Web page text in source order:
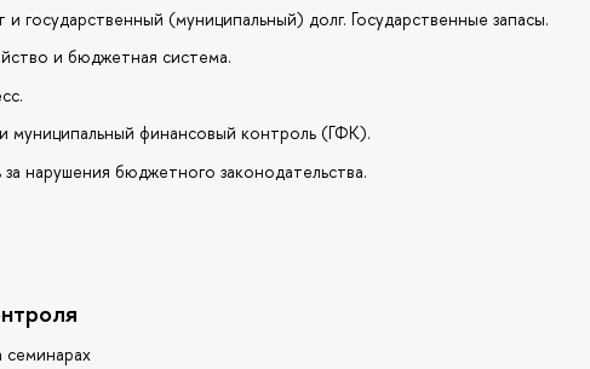
государственный (муниципальный) долг. Государственные запасы.
и бюджетная система.
муниципальный финансовый контроль (ГФК).
нарушения бюджетного законодательства.
семинарах